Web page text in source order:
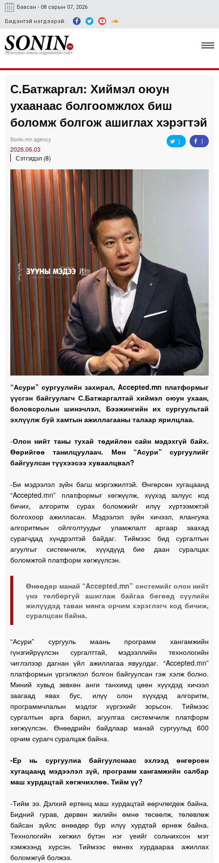
Баасан - 08 сарын 07, 2026
Бидэнтэй нэгдээрэй:
Улс төр, эдийн засаг
Гэмт хэрэг
Easy news
С.Батжаргал: Хиймэл оюун
ухаанаас болгоомжлох биш
боломж болгож ашиглах хэрэгтэй
Sonin.mn agency
2026.06.03
Сэтгэгдэл (8)
“Асури” сургуулийн захирал, Accepted.mn платформыг
үүсгэн байгуулагч С.Батжаргалтай хиймэл оюун ухаан,
боловсролын шинэчлэл, Бээжингийн их сургуультай
эхлүүлж буй хамтын ажиллагааны талаар ярилцлаа.
-Олон нийт таны тухай төдийлөн сайн мэдэхгүй байх.
Өөрийгөө танилцуулаач. Мөн “Асури” сургуулийг
байгуулсан түүхээсээ хуваалцвал?
-Би мэдээлэл зүйн багш мэргэжилтэй. Өнгөрсөн хугацаанд
“Accepted.mn” платформыг хөгжүүлж, хүүхэд залуус код
бичих, алгоритм сурах боломжийг илүү хүртээмжтэй
болгохоор ажилласан. Мэдээлэл зүйн хичээл, ялангуяа
алгоритмын ойлголтуудыг уламжлалт аргаар заахад
сурагчдад хүндрэлтэй байдаг. Тиймээс бид сургалтын
агуулгыг системчилж, хүүхдүүд бие даан суралцах
боломжтой платформ хөгжүүлсэн.
Өнөөдөр манай “Accepted.mn” системийг олон нийт
үнэ төлбөргүй ашиглаж байгаа бөгөөд сүүлийн
жилүүдэд таван мянга орчим хэрэглэгч код бичиж,
суралцсан байна.
“Асури” сургууль маань программ хангамжийн
гүнзгийрүүлсэн сургалттай, мэдээллийн технологийн
чиглэлээр дагнан үйл ажиллагаа явуулдаг. “Accepted.mn”
платформын үргэлжлэл болгон байгуулсан гэж хэлж болно.
Миний хувьд зөвхөн анги танхимд цөөн хүүхдэд хичээл
заагаад явах бус, илүү олон хүүхдэд алгоритм,
программчлалын мэдлэг хүргэхийг зорьсон. Тиймээс
сургалтын арга барил, агуулгаа системчилж платформ
хөгжүүлсэн. Өнөөдрийн байдлаар манай сургуульд 600
орчим сурагч суралцаж байна.
-Ер нь сургуулиа байгуулснаас эхлээд өнгөрсөн
хугацаанд мэдээлэл зүй, программ хангамжийн салбар
маш хурдацтай хөгжчихлөө. Тийм үү?
-Тийм ээ. Дэлхий ертөнц маш хурдацтай өөрчлөгдөж байна.
Бидний гурав, дөрвөн жилийн өмнө төсөөлж, төлөвлөж
байсан зүйлс өнөөдөр бүр илүү хурдтай өрнөж байна.
Технологийн хөгжил бүтэн нэг үеийг сольчихсон мэт
хэмжээнд хүрсэн. Тиймээс өмнөх хурдаараа ажиллах
боломжгүй болжээ.